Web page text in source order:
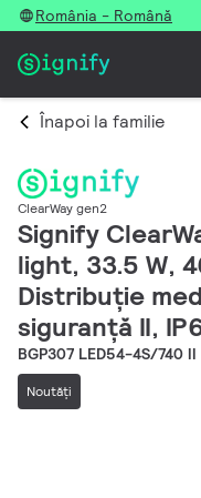
România - Română
Înapoi la familie
ClearWay gen2
Signify
light, 33.5 W,
Distribuție
siguranță II,
BGP307 LED54-4S/740
Noutăţi